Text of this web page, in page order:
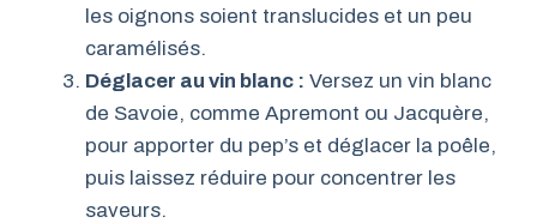
les oignons soient translucides et un peu
caramélisés.
Déglacer au vin blanc : Versez un vin blanc
de Savoie, comme Apremont ou Jacquère,
pour apporter du pep’s et déglacer la poêle,
puis laissez réduire pour concentrer les
saveurs.